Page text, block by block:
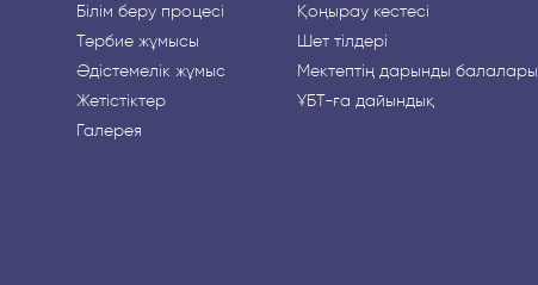
Білім беру процесі
Тәрбие жұмысы
Әдістемелік жұмыс
Жетістіктер
Галерея
Қоңырау кестесі
Шет тілдері
Мектептің дарынды балалары
ҰБТ-ға дайындық